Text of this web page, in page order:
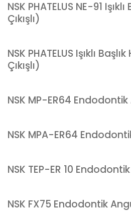
NSK PHATELUS NE-91
Çıkışlı)
NSK PHATELUS Işıklı
Çıkışlı)
NSK MP-ER64
NSK MPA-ER64
NSK TEP-ER 10
NSK FX75 Endodontik